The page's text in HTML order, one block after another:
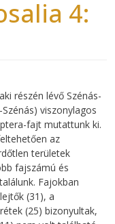
4:
részén lévő Szénás-
viszonylagos
fajt mutattunk ki.
az
területek
fajszámú és
Fajokban
(31), a
(25) bizonyultak,